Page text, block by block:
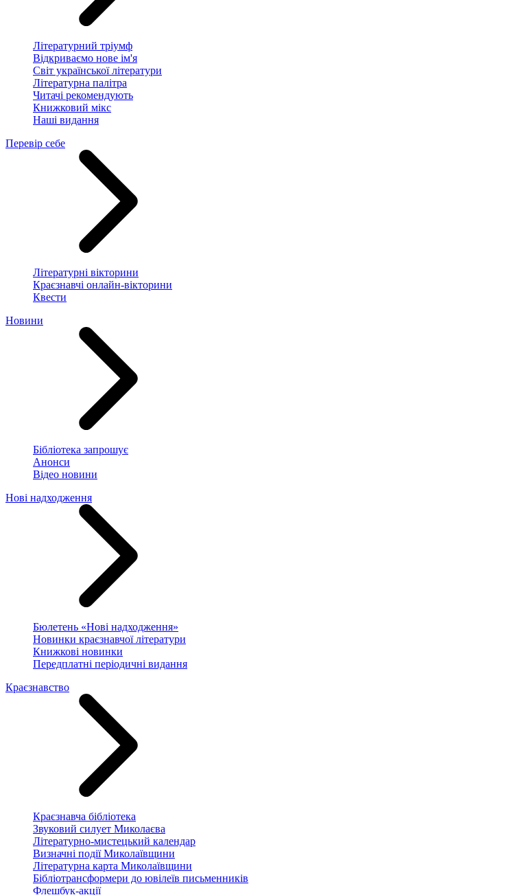
Літературний тріумф
Відкриваємо нове ім'я
Світ української літератури
Літературна палітра
Читачі рекомендують
Книжковий мікс
Наші видання
Перевір себе
Літературні вікторини
Краєзнавчі онлайн-вікторини
Квести
Новини
Бібліотека запрошує
Анонси
Відео новини
Нові надходження
Бюлетень «Нові надходження»
Новинки краєзнавчої літератури
Книжкові новинки
Передплатні періодичні видання
Краєзнавство
Краєзнавча бібліотека
Звуковий силует Миколаєва
Літературно-мистецький календар
Визначні події Миколаївщини
Літературна карта Миколаївщини
Бібліотрансформери до ювілеїв письменників
Флешбук-акції